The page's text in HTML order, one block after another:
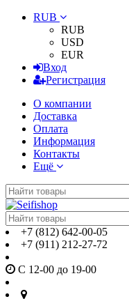
RUB
RUB
USD
EUR
Вход
Регистрация
О компании
Доставка
Оплата
Информация
Контакты
Ещё
+7 (812) 642-00-05
+7 (911) 212-27-72
С 12-00 до 19-00